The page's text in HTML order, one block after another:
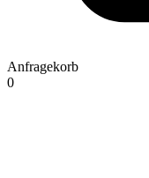
Anfragekorb
0